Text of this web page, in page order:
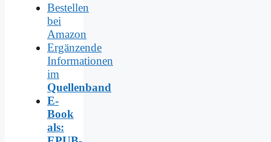
Bestellen
bei
Amazon
Ergänzende
Informationen
im
Quellenband
E-
Book
als: